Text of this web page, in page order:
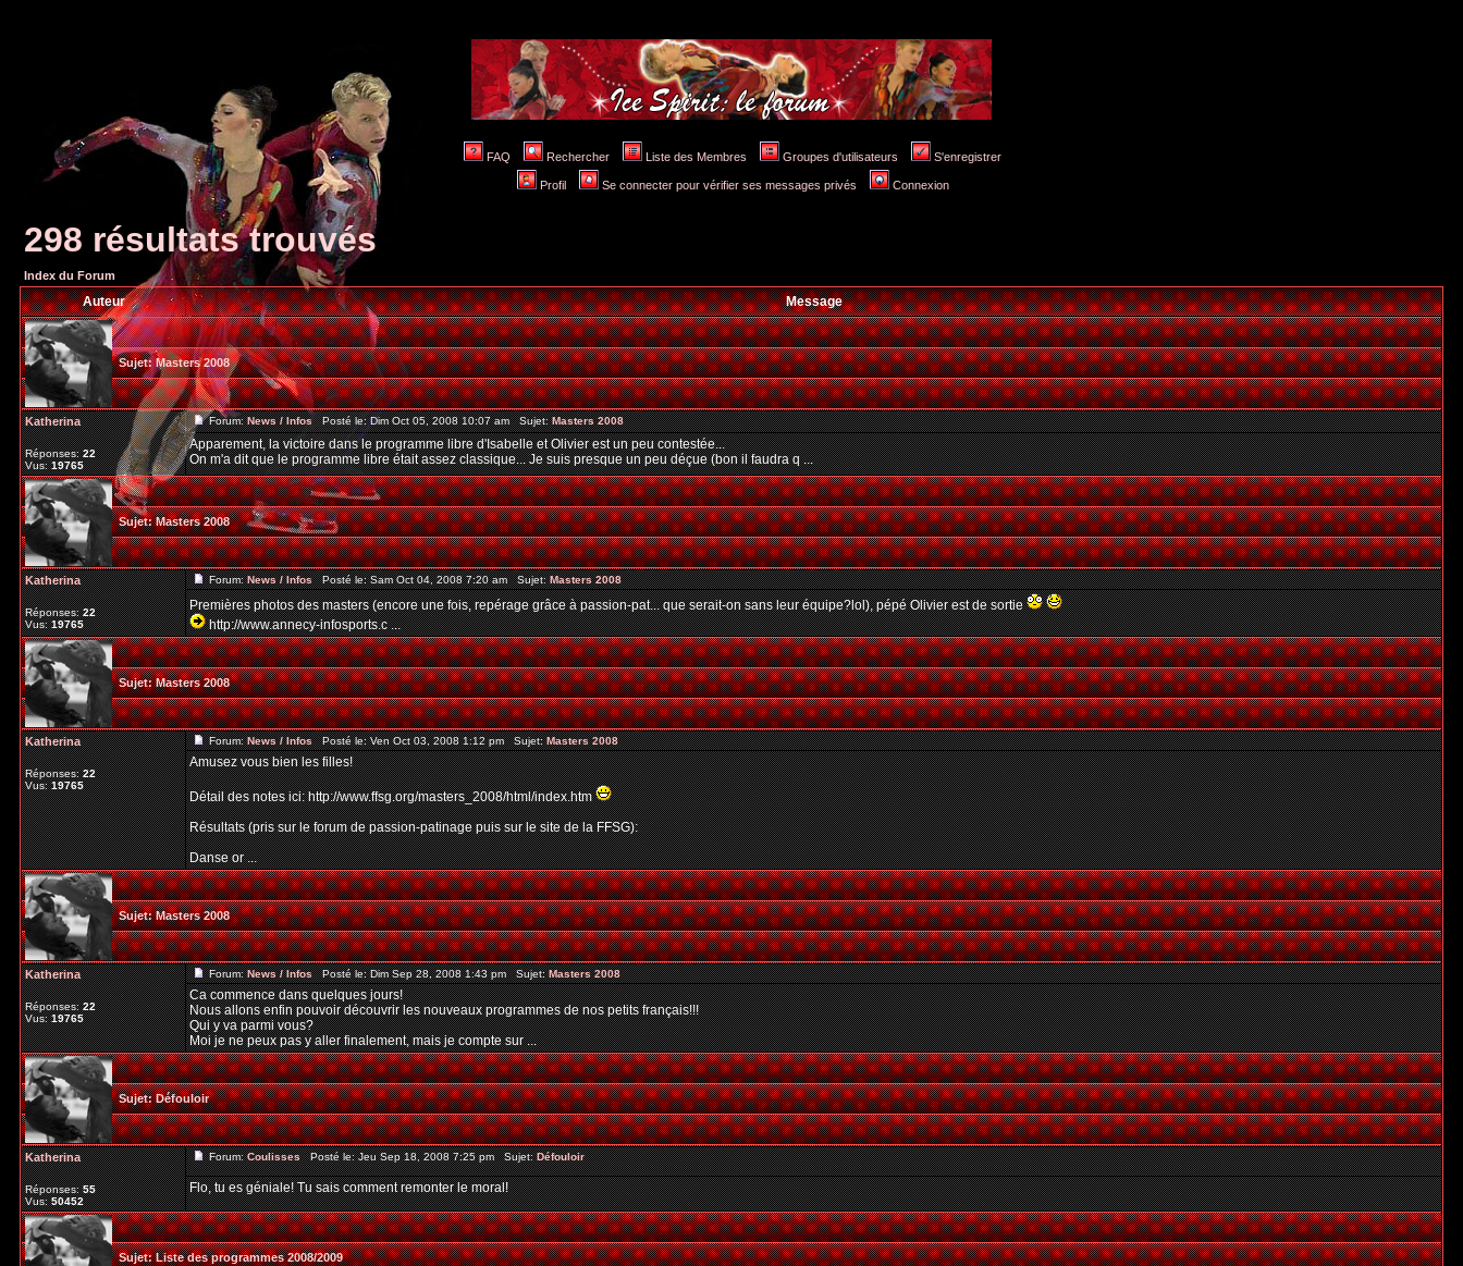
FAQ Rechercher Liste des Membres Groupes d'utilisateurs S'enregistrer
Profil Se connecter pour vérifier ses messages privés Connexion
298 résultats trouvés
Index du Forum
Auteur Message
Sujet:Masters 2008
Katherina
Réponses:22
Vus:19765
Forum:News / InfosPosté le: Dim Oct 05, 2008 10:07 am Sujet:Masters 2008
Apparement, la victoire dans le programme libre d'Isabelle et Olivier est un peu contestée...
On m'a dit que le programme libre était assez classique... Je suis presque un peu déçue (bon il faudra q ...
Sujet:Masters 2008
Katherina
Réponses:22
Vus:19765
Forum:News / InfosPosté le: Sam Oct 04, 2008 7:20 am Sujet:Masters 2008
Premières photos des masters (encore une fois, repérage grâce à passion-pat... que serait-on sans leur équipe?lol), pépé Olivier est de sortie
http://www.annecy-infosports.c ...
Sujet:Masters 2008
Katherina
Réponses:22
Vus:19765
Forum:News / InfosPosté le: Ven Oct 03, 2008 1:12 pm Sujet:Masters 2008
Amusez vous bien les filles!
Détail des notes ici: http://www.ffsg.org/masters_2008/html/index.htm
Résultats (pris sur le forum de passion-patinage puis sur le site de la FFSG):
Danse or ...
Sujet:Masters 2008
Katherina
Réponses:22
Vus:19765
Forum:News / InfosPosté le: Dim Sep 28, 2008 1:43 pm Sujet:Masters 2008
Ca commence dans quelques jours!
Nous allons enfin pouvoir découvrir les nouveaux programmes de nos petits français!!!
Qui y va parmi vous?
Moi je ne peux pas y aller finalement, mais je compte sur ...
Sujet:Défouloir
Katherina
Réponses:55
Vus:50452
Forum:CoulissesPosté le: Jeu Sep 18, 2008 7:25 pm Sujet:Défouloir
Flo, tu es géniale! Tu sais comment remonter le moral!
Sujet:Liste des programmes 2008/2009